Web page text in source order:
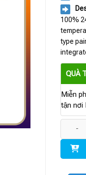
100%
type
QUÀ
Miễn
tận nơi